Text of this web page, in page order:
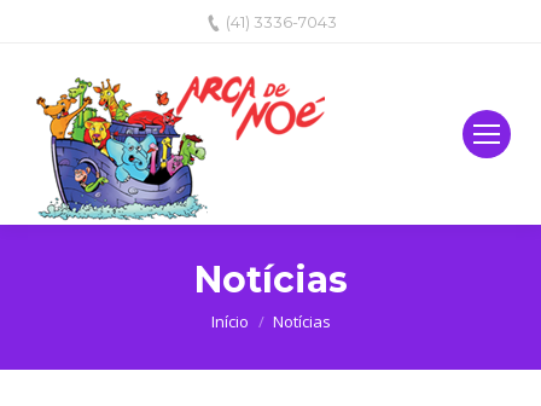
(41) 3336-7043
Notícias
Início Notícias